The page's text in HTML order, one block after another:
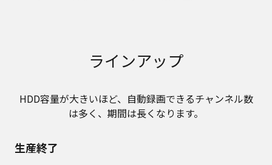
ラインアップ
HDD容量が大きいほど、自動録画できるチャンネル数
は多く、期間は長くなります。
生産終了